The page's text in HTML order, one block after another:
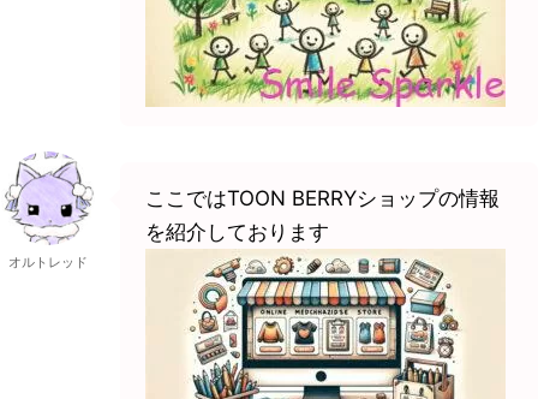
オルトレッド
ここではTOON BERRYショップの情報
を紹介しております